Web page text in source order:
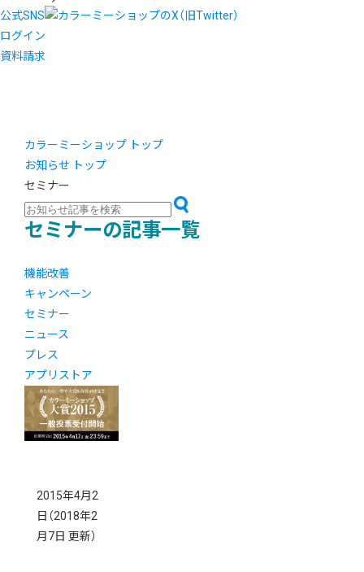
公式SNS
ログイン
資料請求
カラーミーショップ トップ
お知らせ トップ
セミナー
セミナーの記事一覧
機能改善
キャンペーン
セミナー
ニュース
プレス
アプリストア
2015年4月2
日 （2018年2
月7日 更新）